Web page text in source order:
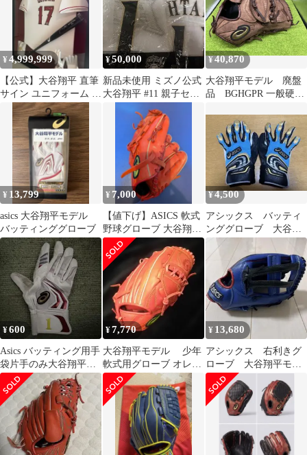
¥4,999,999
【公式】大谷翔平 直筆
サイン ユニフォーム バ
ット グローブ 手袋 セ
ット
¥50,000
新品未使用 ミズノ公式
大谷翔平 #11 親子セッ
ト 大人S キッズ110 ユ
¥40,870
大谷翔平モデル 廃盤
品 BGHGPR 一般硬式
¥ 13,799
asics 大谷翔平モデル
バッティンググローブ
¥ 7,000
【値下げ】ASICS 軟式
野球グローブ 大谷翔平
モデル
¥4,500
アシックス バッティ
ンググローブ 大谷翔
平モデル S
¥600
Asics バッティング用手
袋片手のみ大谷翔平モ
デル 刺繍入り
¥7,770
大谷翔平モデル 少年
軟式用グローブ オレン
ジ
¥ 13,680
アシックス 右利きグ
ローブ 大谷翔平モデ
ル BGR5PV